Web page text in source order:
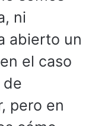
ni
abierto un
el caso
de
pero en